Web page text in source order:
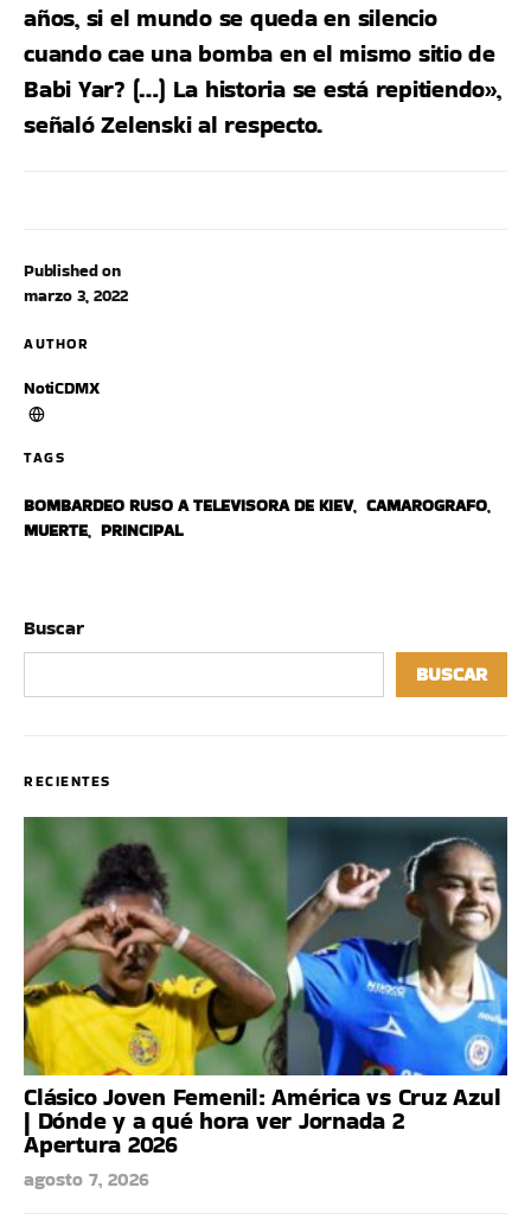
Published on
marzo 3, 2022
AUTHOR
NotiCDMX
TAGS
BOMBARDEO RUSO A TELEVISORA DE KIEV, CAMAROGRAFO,
MUERTE, PRINCIPAL
años, si el mundo se queda en silencio
cuando cae una bomba en el mismo sitio de
Babi Yar? (…) La historia se está repitiendo»,
señaló Zelenski al respecto.
Buscar
BUSCAR
RECIENTES
Clásico Joven Femenil: América vs Cruz Azul
| Dónde y a qué hora ver Jornada 2
Apertura 2026
agosto 7, 2026